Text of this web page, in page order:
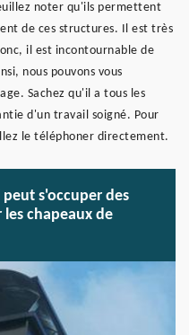
noter qu'ils permettent
de ces structures. Il est très
il est incontournable de
nous pouvons vous
Sachez qu'il a tous les
d'un travail soigné. Pour
le téléphoner directement.
s'occuper des
chapeaux de